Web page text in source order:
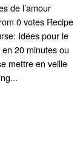
de l’amour
0 votes Recipe
Idées pour le
20 minutes ou
mettre en veille